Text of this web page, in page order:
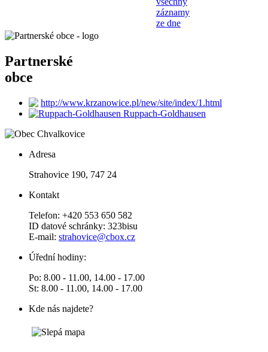
záznamy
ze dne
Partnerské
obce
http://www.krzanowice.pl/new/site/index/1.html
Ruppach-Goldhausen
Adresa
Strahovice 190, 747 24
Kontakt
Telefon: +420 553 650 582
ID datové schránky: 323bisu
E-mail: strahovice@cbox.cz
Úřední hodiny:
Po: 8.00 - 11.00, 14.00 - 17.00
St: 8.00 - 11.00, 14.00 - 17.00
Kde nás najdete?